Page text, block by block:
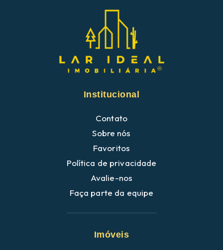
Institucional
Contato
Sobre nós
Favoritos
Política de privacidade
Avalie-nos
Faça parte da equipe
Imóveis